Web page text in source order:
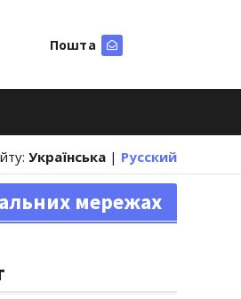
Пошта
Українська | Русский
мережах